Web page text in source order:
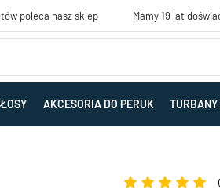
poleca nasz sklep Mamy 19 lat
AKCESORIA DO PERUK